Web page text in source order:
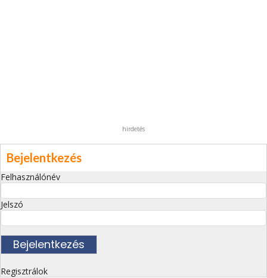
hirdetés
Bejelentkezés
Felhasználónév
Jelszó
Regisztrálok